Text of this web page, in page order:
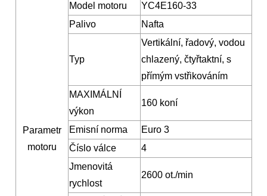
Parametr
motoru
Model motoru
YC4E160-33
Palivo
Nafta
Typ
Vertikální, řadový, vodou
chlazený, čtyřtaktní, s
přímým vstřikováním
MAXIMÁLNÍ
výkon
160 koní
Emisní norma
Euro 3
Číslo válce
4
Jmenovitá
rychlost
2600 ot./min